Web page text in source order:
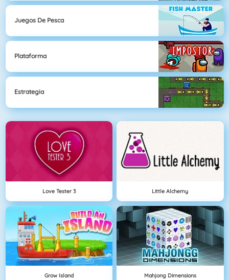
Juegos De Pesca
Plataforma
Estrategia
Love Tester 3 Little Alchemy
Grow Island Mahjong Dimensions